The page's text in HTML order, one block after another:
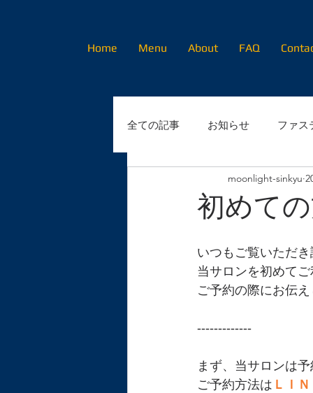
Home Menu About FAQ
全ての記事 お知らせ ファス
初めて
moonlight-sinkyu
いつもご覧いただ
当サロンを初めて
ご予約の際にお伝
‐‐‐‐‐‐‐‐‐‐‐‐‐
まず、当サロンは
ご予約方法は ＬＩ